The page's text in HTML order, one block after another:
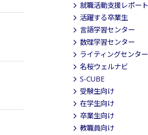
就職活動支援レポート
活躍する卒業生
言語学習センター
数理学習センター
ライティングセンター
名桜ウェルナビ
S-CUBE
受験生向け
在学生向け
卒業生向け
教職員向け